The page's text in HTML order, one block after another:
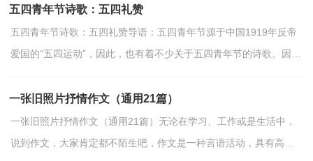
说明...
五四青年节诗歌：五四礼赞
五四青年节诗歌：五四礼赞导语：五四青年节源于中国1919年反帝
爱国的“五四运动”，因此，也有着不少关于五四青年节的诗歌。因
一张旧照片抒情作文（通用21篇）
一张旧照片抒情作文（通用21篇）无论在学习、工作或是生活中，
说到作文，大家肯定都不陌生吧，作文是一种言语活动，具有高度